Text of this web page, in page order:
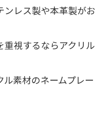
ンレス製や本革製がお
重視するならアクリル
素材のネームプレー